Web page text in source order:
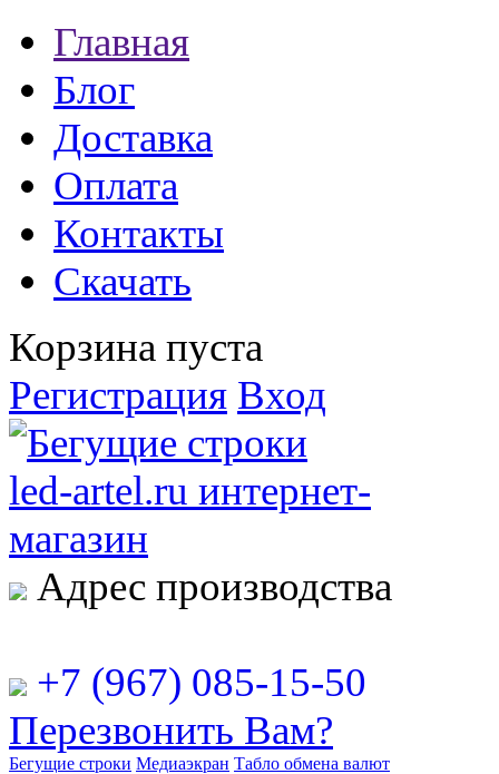
Главная
Блог
Доставка
Оплата
Контакты
Скачать
Корзина пуста
Регистрация Вход
Адрес производства
+7 (967) 085-15-50
Перезвонить Вам?
Бегущие строки Медиаэкран Табло обмена валют